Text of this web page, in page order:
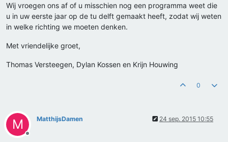
Wij vroegen ons af of u misschien nog een programma weet die
u in uw eerste jaar op de tu delft gemaakt heeft, zodat wij weten
in welke richting we moeten denken.
Met vriendelijke groet,
Thomas Versteegen, Dylan Kossen en Krijn Houwing
0
M
Offline
MatthijsDamen 24 sep. 2015 10:55